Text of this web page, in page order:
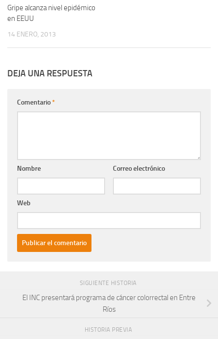
Gripe alcanza nivel epidémico
en EEUU
14 ENERO, 2013
DEJA UNA RESPUESTA
Comentario*
Nombre Correo electrónico
Web
SIGUIENTE HISTORIA
El INC presentará programa de cáncer colorrectal en Entre
Ríos
HISTORIA PREVIA